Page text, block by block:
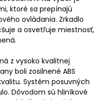
ktoré sa prepínajú
ovládania. Zrkadlo
a osvetľuje miestnosť,
z vysoko kvalitnej
boli zosilnené ABS
Systém posuvných
Dôvodom sú hliníkové